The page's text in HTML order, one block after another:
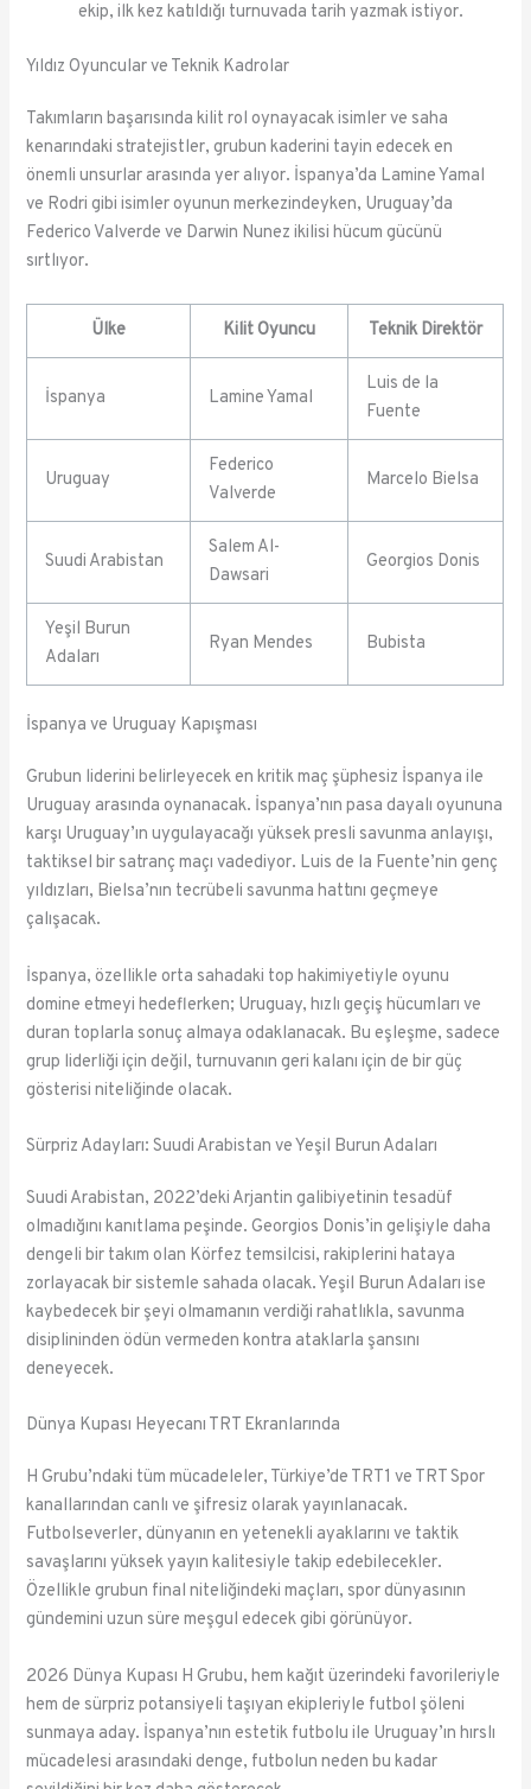
ekip, ilk kez katıldığı turnuvada tarih yazmak istiyor.
Yıldız Oyuncular ve Teknik Kadrolar
Takımların başarısında kilit rol oynayacak isimler ve saha
kenarındaki stratejistler, grubun kaderini tayin edecek en
önemli unsurlar arasında yer alıyor. İspanya’da Lamine Yamal
ve Rodri gibi isimler oyunun merkezindeyken, Uruguay’da
Federico Valverde ve Darwin Nunez ikilisi hücum gücünü
sırtlıyor.
Ülke Kilit Oyuncu Teknik Direktör
İspanya Lamine Yamal
Luis de la
Fuente
Uruguay
Federico
Valverde
Marcelo Bielsa
Suudi Arabistan
Salem Al-
Dawsari
Georgios Donis
Yeşil Burun
Adaları
Ryan Mendes Bubista
İspanya ve Uruguay Kapışması
Grubun liderini belirleyecek en kritik maç şüphesiz İspanya ile
Uruguay arasında oynanacak. İspanya’nın pasa dayalı oyununa
karşı Uruguay’ın uygulayacağı yüksek presli savunma anlayışı,
taktiksel bir satranç maçı vadediyor. Luis de la Fuente’nin genç
yıldızları, Bielsa’nın tecrübeli savunma hattını geçmeye
çalışacak.
İspanya, özellikle orta sahadaki top hakimiyetiyle oyunu
domine etmeyi hedeflerken; Uruguay, hızlı geçiş hücumları ve
duran toplarla sonuç almaya odaklanacak. Bu eşleşme, sadece
grup liderliği için değil, turnuvanın geri kalanı için de bir güç
gösterisi niteliğinde olacak.
Sürpriz Adayları: Suudi Arabistan ve Yeşil Burun Adaları
Suudi Arabistan, 2022’deki Arjantin galibiyetinin tesadüf
olmadığını kanıtlama peşinde. Georgios Donis’in gelişiyle daha
dengeli bir takım olan Körfez temsilcisi, rakiplerini hataya
zorlayacak bir sistemle sahada olacak. Yeşil Burun Adaları ise
kaybedecek bir şeyi olmamanın verdiği rahatlıkla, savunma
disiplininden ödün vermeden kontra ataklarla şansını
deneyecek.
Dünya Kupası Heyecanı TRT Ekranlarında
H Grubu’ndaki tüm mücadeleler, Türkiye’de TRT1 ve TRT Spor
kanallarından canlı ve şifresiz olarak yayınlanacak.
Futbolseverler, dünyanın en yetenekli ayaklarını ve taktik
savaşlarını yüksek yayın kalitesiyle takip edebilecekler.
Özellikle grubun final niteliğindeki maçları, spor dünyasının
gündemini uzun süre meşgul edecek gibi görünüyor.
2026 Dünya Kupası H Grubu, hem kağıt üzerindeki favorileriyle
hem de sürpriz potansiyeli taşıyan ekipleriyle futbol şöleni
sunmaya aday. İspanya’nın estetik futbolu ile Uruguay’ın hırslı
mücadelesi arasındaki denge, futbolun neden bu kadar